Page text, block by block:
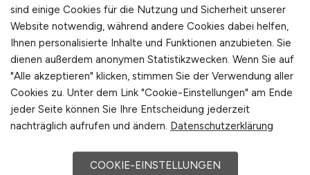
Fischerei(WZ-2008 Sektion A). Inklusive
Sonderzahlungen.
Westdeutschlan
d
41.079
€/Jahr
≈ 3.423
€/Monat
Deutschland
sind einige Cookies für die Nutzung und Sicherheit unserer
Website notwendig, während andere Cookies dabei helfen,
Ihnen personalisierte Inhalte und Funktionen anzubieten. Sie
dienen außerdem anonymen Statistikzwecken. Wenn Sie auf
"Alle akzeptieren" klicken, stimmen Sie der Verwendung aller
Cookies zu. Unter dem Link "Cookie-Einstellungen" am Ende
jeder Seite können Sie Ihre Entscheidung jederzeit
nachträglich aufrufen und ändern. Datenschutzerklärung
COOKIE-EINSTELLUNGEN